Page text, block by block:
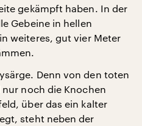
gekämpft haben. In der
Gebeine in hellen
weiteres, gut vier Meter
Denn von den toten
noch die Knochen
über das ein kalter
steht neben der